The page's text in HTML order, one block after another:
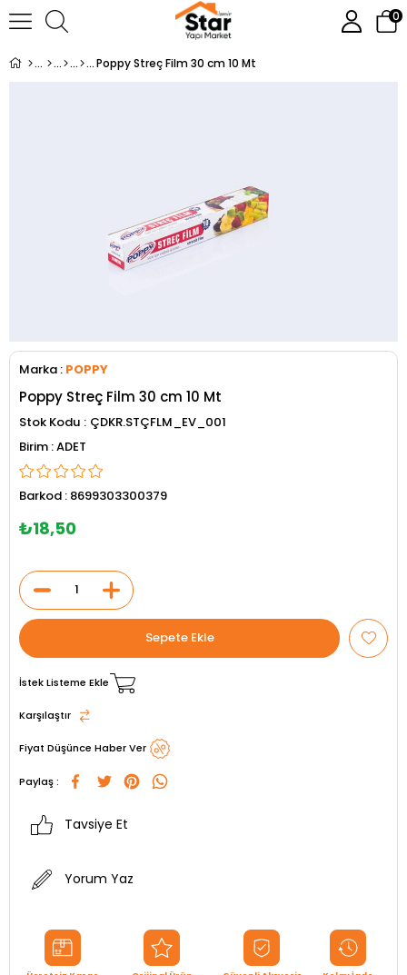
0
Poppy Streç Film 30 cm 10 Mt
Marka : POPPY
Poppy Streç Film 30 cm 10 Mt
Stok Kodu
ÇDKR.STÇFLM_EV_001
ADET
Barkod : 8699303300379
₺18,50
İstek Listeme Ekle
Karşılaştır
Fiyat Düşünce Haber Ver
Paylaş :
Tavsiye Et
Yorum Yaz